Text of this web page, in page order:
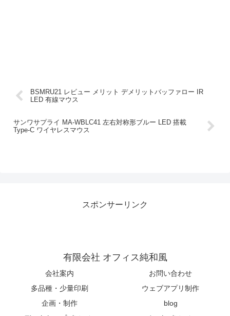
BSMRU21 レビュー メリット デメリットバッファロー IR
LED 有線マウス
サンワサプライ MA-WBLC41 左右対称形ブルー LED 搭載
Type-C ワイヤレスマウス
スポンサーリンク
有限会社 オフィス純和風
会社案内
お問い合わせ
多品種・少量印刷
ウェブアプリ制作
企画・制作
blog